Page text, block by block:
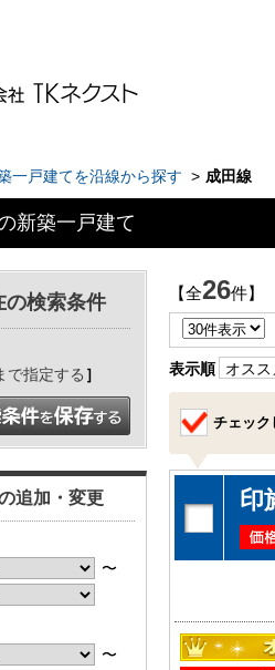
一戸建てを沿線から探す 成田線
新築一戸建て
【全26件】
表示順 オス
チェック
印
の検索条件
で指定する ］
追加・変更
〜
〜
現地販売会情報
千葉本店
松戸支店
成田支店
木更津支店
東京支店
神奈川支店